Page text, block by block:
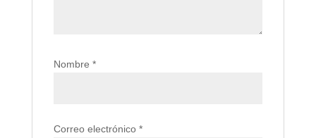
Nombre *
Correo electrónico *